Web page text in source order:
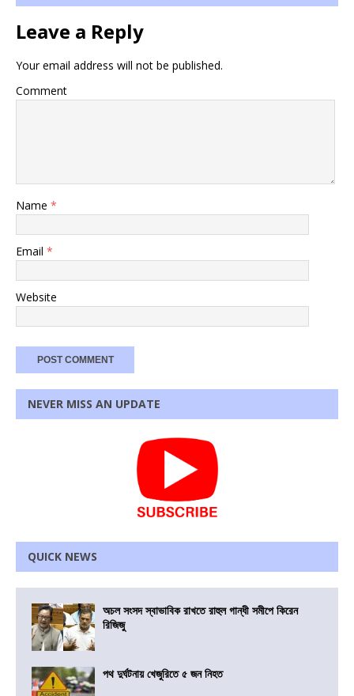
Leave a Reply
Your email address will not be published.
Comment
Name *
Email *
Website
NEVER MISS AN UPDATE
QUICK NEWS
অচল সংসদ স্বাভাবিক রাখতে রাহুল গান্ধী সমীপে কিরেন
রিজিজু
পথ দুর্ঘটনায় খেজুরিতে ৫ জন নিহত